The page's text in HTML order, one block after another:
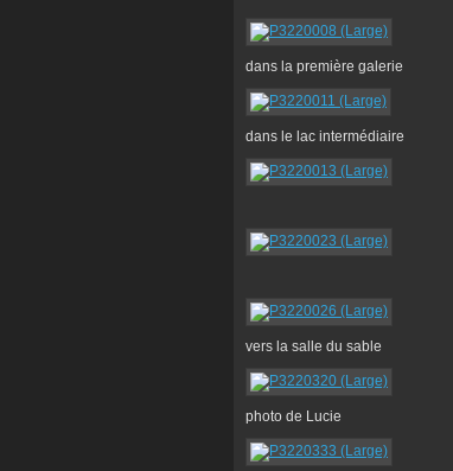
dans la première galerie
dans le lac intermédiaire
vers la salle du sable
photo de Lucie